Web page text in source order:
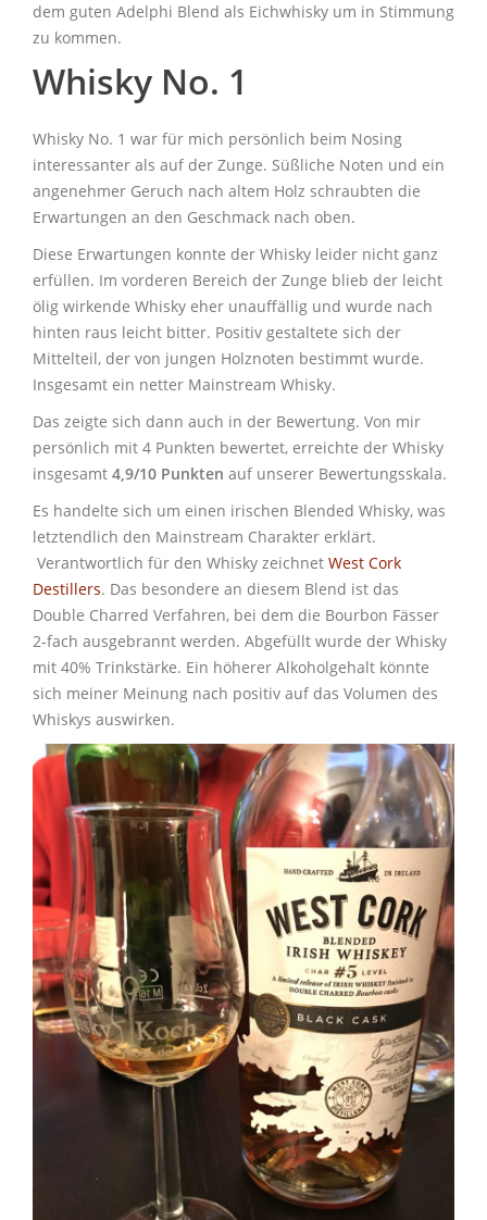
dem guten Adelphi Blend als Eichwhisky um in Stimmung
zu kommen.
Whisky No. 1
Whisky No. 1 war für mich persönlich beim Nosing
interessanter als auf der Zunge. Süßliche Noten und ein
angenehmer Geruch nach altem Holz schraubten die
Erwartungen an den Geschmack nach oben.
Diese Erwartungen konnte der Whisky leider nicht ganz
erfüllen. Im vorderen Bereich der Zunge blieb der leicht
ölig wirkende Whisky eher unauffällig und wurde nach
hinten raus leicht bitter. Positiv gestaltete sich der
Mittelteil, der von jungen Holznoten bestimmt wurde.
Insgesamt ein netter Mainstream Whisky.
Das zeigte sich dann auch in der Bewertung. Von mir
persönlich mit 4 Punkten bewertet, erreichte der Whisky
insgesamt 4,9/10 Punkten auf unserer Bewertungsskala.
Es handelte sich um einen irischen Blended Whisky, was
letztendlich den Mainstream Charakter erklärt.
Verantwortlich für den Whisky zeichnet West Cork
Destillers. Das besondere an diesem Blend ist das
Double Charred Verfahren, bei dem die Bourbon Fässer
2-fach ausgebrannt werden. Abgefüllt wurde der Whisky
mit 40% Trinkstärke. Ein höherer Alkoholgehalt könnte
sich meiner Meinung nach positiv auf das Volumen des
Whiskys auswirken.